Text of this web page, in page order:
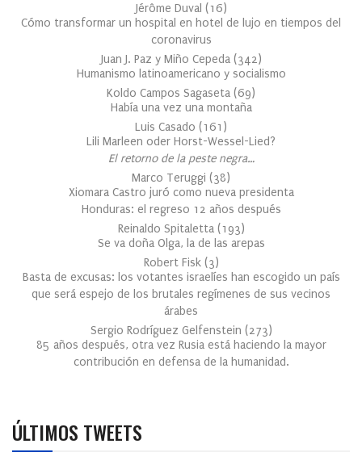
Jérôme Duval (16)
Cómo transformar un hospital en hotel de lujo en tiempos del
coronavirus
Juan J. Paz y Miño Cepeda (342)
Humanismo latinoamericano y socialismo
Koldo Campos Sagaseta (69)
Había una vez una montaña
Luis Casado (161 )
Lili Marleen oder Horst-Wessel-Lied?
El retorno de la peste negra…
Marco Teruggi (38)
Xiomara Castro juró como nueva presidenta
Honduras: el regreso 12 años después
Reinaldo Spitaletta (193)
Se va doña Olga, la de las arepas
Robert Fisk (3)
Basta de excusas: los votantes israelíes han escogido un país
que será espejo de los brutales regímenes de sus vecinos
árabes
Sergio Rodríguez Gelfenstein (273)
85 años después, otra vez Rusia está haciendo la mayor
contribución en defensa de la humanidad.
ÚLTIMOS TWEETS